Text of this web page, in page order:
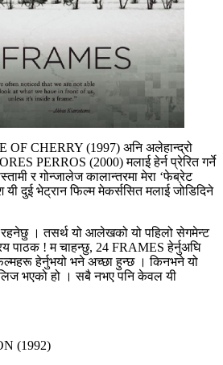
OF CHERRY (1997) अनि अलेहान्द्रो
PERROS (2000) मलाई हेर्न प्रेरित गर्ने
र गोन्जालेज कालान्तरमा मेरा ‘फेब्रेट
दुई भेट्रान फिल्म मेकर्ससित मलाई जोडिदिने
रहनेछु । तसर्थ यो आलेखको यो पहिलो सेगमेन्ट
पाठक ! म चाहन्छु, 24 FRAMES हेर्नुअघि
हेर्नुभयो भने अच्छा हुन्छ । किनभने यो
भएको हो । सबै नभए पनि केवल यी
(1992)